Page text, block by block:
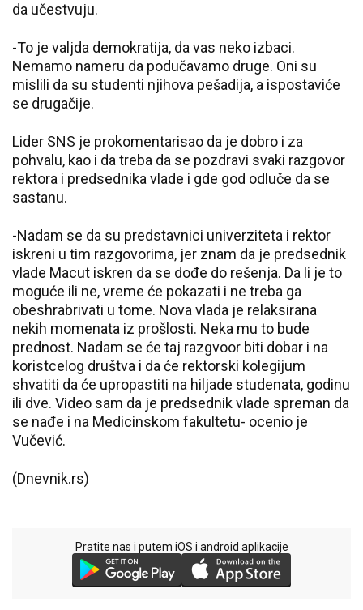
da učestvuju.
-To je valjda demokratija, da vas neko izbaci.
Nemamo nameru da podučavamo druge. Oni su
mislili da su studenti njihova pešadija, a ispostaviće
se drugačije.
Lider SNS je prokomentarisao da je dobro i za
pohvalu, kao i da treba da se pozdravi svaki razgovor
rektora i predsednika vlade i gde god odluče da se
sastanu.
-Nadam se da su predstavnici univerziteta i rektor
iskreni u tim razgovorima, jer znam da je predsednik
vlade Macut iskren da se dođe do rešenja. Da li je to
moguće ili ne, vreme će pokazati i ne treba ga
obeshrabrivati u tome. Nova vlada je relaksirana
nekih momenata iz prošlosti. Neka mu to bude
prednost. Nadam se će taj razgvoor biti dobar i na
koristcelog društva i da će rektorski kolegijum
shvatiti da će upropastiti na hiljade studenata, godinu
ili dve. Video sam da je predsednik vlade spreman da
se nađe i na Medicinskom fakultetu- ocenio je
Vučević.
(Dnevnik.rs)
Pratite nas i putem iOS i android aplikacije